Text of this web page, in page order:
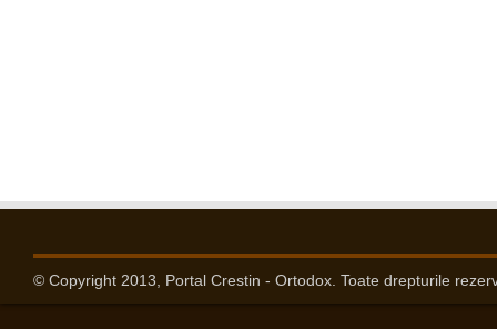
© Copyright 2013, Portal Crestin - Ortodox. Toate drepturile